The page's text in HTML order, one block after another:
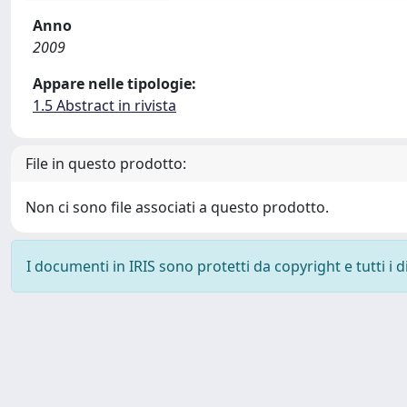
Anno
2009
Appare nelle tipologie:
1.5 Abstract in rivista
File in questo prodotto:
Non ci sono file associati a questo prodotto.
I documenti in IRIS sono protetti da copyright e tutti i